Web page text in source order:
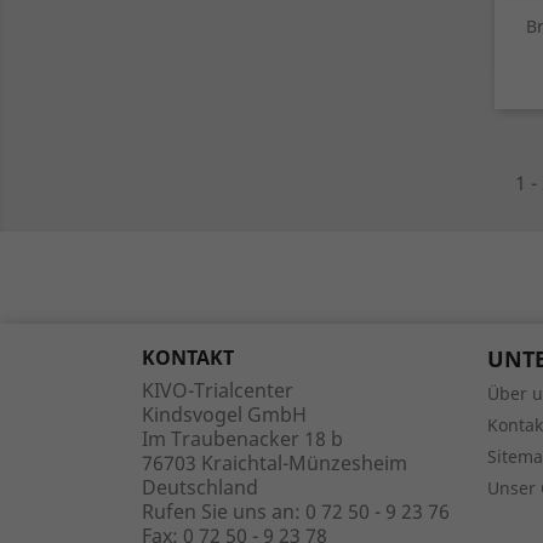
1
KONTAKT
KIVO-Trialcenter
Kindsvogel GmbH
Im Traubenacker 18 b
76703 Kraichtal-Münzesheim
Deutschland
Rufen Sie uns an: 0 72 50 - 9 23 76
Fax: 0 72 50 - 9 23 78
Über
Unser